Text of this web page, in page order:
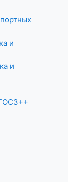
и
и